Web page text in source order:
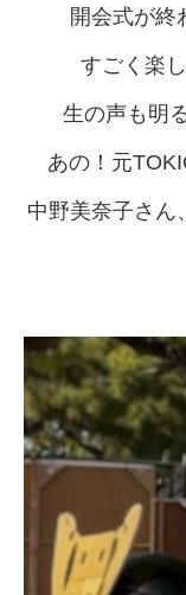
開会式が終
すごく楽
生の声も明
あの！元
中野美奈子さん